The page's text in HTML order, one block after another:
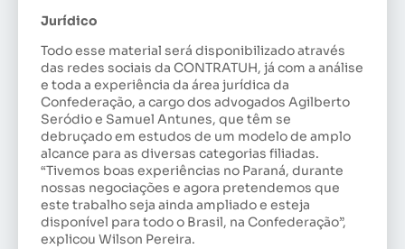
Jurídico
Todo esse material será disponibilizado através
das redes sociais da CONTRATUH, já com a análise
e toda a experiência da área jurídica da
Confederação, a cargo dos advogados Agilberto
Seródio e Samuel Antunes, que têm se
debruçado em estudos de um modelo de amplo
alcance para as diversas categorias filiadas.
“Tivemos boas experiências no Paraná, durante
nossas negociações e agora pretendemos que
este trabalho seja ainda ampliado e esteja
disponível para todo o Brasil, na Confederação”,
explicou Wilson Pereira.